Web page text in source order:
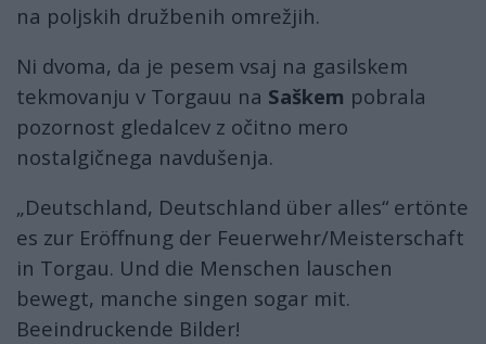
na poljskih družbenih omrežjih.
Ni dvoma, da je pesem vsaj na gasilskem
tekmovanju v Torgauu na Saškem pobrala
pozornost gledalcev z očitno mero
nostalgičnega navdušenja.
„Deutschland, Deutschland über alles“ ertönte
es zur Eröffnung der Feuerwehr/Meisterschaft
in Torgau. Und die Menschen lauschen
bewegt, manche singen sogar mit.
Beeindruckende Bilder!